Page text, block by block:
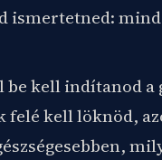
ismertetned:
be kell indítanod
felé kell löknöd,